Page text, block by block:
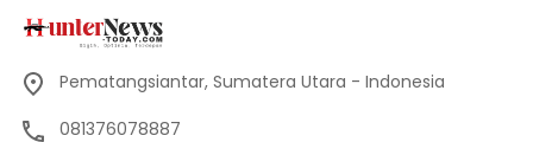
Pematangsiantar, Sumatera Utara - Indonesia
081376078887